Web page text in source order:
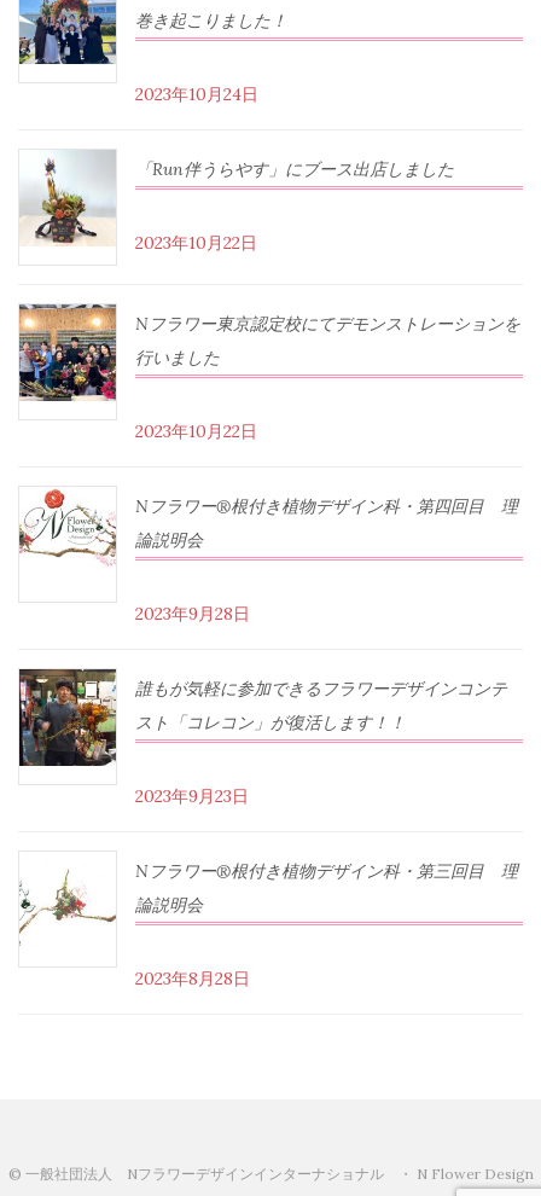
巻き起こりました！
2023年10月24日
「Run伴うらやす」にブース出店しました
2023年10月22日
Nフラワー東京認定校にてデモンストレーションを
行いました
2023年10月22日
Nフラワー®根付き植物デザイン科・第四回目 理
論説明会
2023年9月28日
誰もが気軽に参加できるフラワーデザインコンテ
スト「コレコン」が復活します！！
2023年9月23日
Nフラワー®根付き植物デザイン科・第三回目 理
論説明会
2023年8月28日
© 一般社団法人 Nフラワーデザインインターナショナル ・ N Flower Design